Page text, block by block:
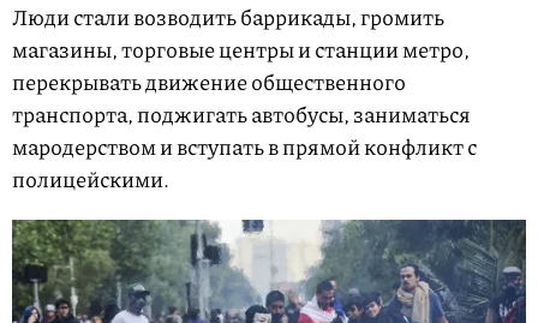
Люди стали возводить баррикады, громить
магазины, торговые центры и станции метро,
перекрывать движение общественного
транспорта, поджигать автобусы, заниматься
мародерством и вступать в прямой конфликт с
полицейскими.